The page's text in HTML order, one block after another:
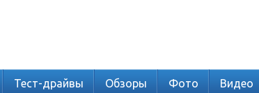
Тест-драйвы Обзоры Фото Видео